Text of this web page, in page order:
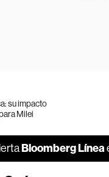
su impacto
Milei
Bloomberg Línea